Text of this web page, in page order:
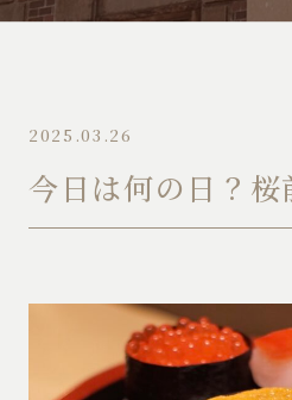
2025.03.26
今日は何の日？桜